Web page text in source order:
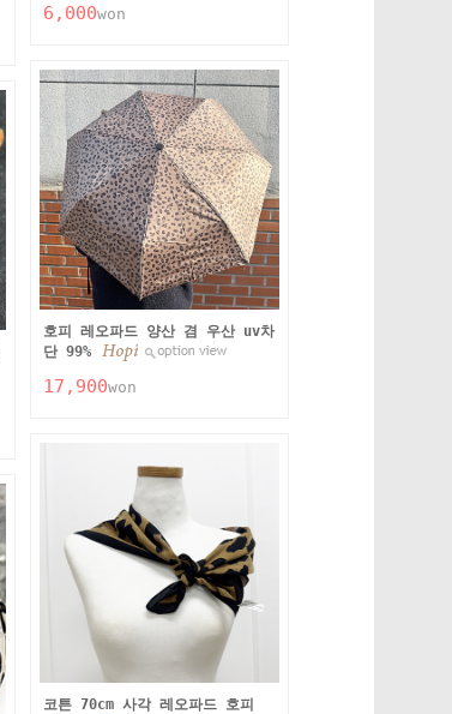
6,000won
호피 레오파드 양산 겸 우산 uv차
단 99%
17,900won
코튼 70cm 사각 레오파드 호피